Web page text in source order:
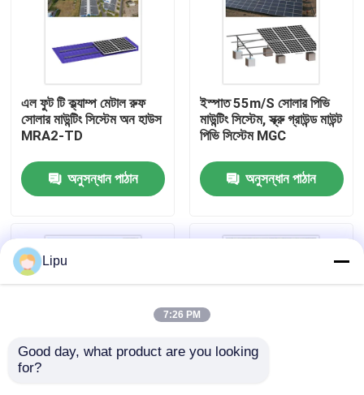
আমাদের সম্পর্কে
কারখানা ভ্রমণ
মান নিয়ন্ত্রণ
যোগাযোগ করুন
এল ফুট টি ক্ল্যাম্প মেটাল রুফ
সোলার মাউন্টিং সিস্টেম অন হাউস
MRA2-TD
অনুসন্ধান পাঠান
ইস্পাত 55m/S সোলার পিভি
মাউন্টিং সিস্টেম, স্ক্রু গ্রাউন্ড মাউন্ট
পিভি সিস্টেম MGC
অনুসন্ধান পাঠান
Lipu
7:26 PM
Good day, what product are you looking
for?